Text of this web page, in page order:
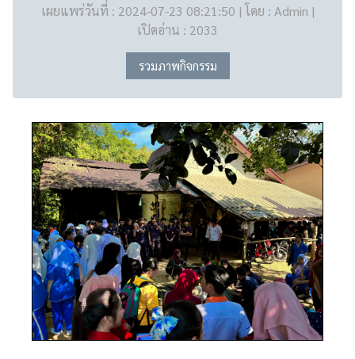
เผยแพร่วันที่ : 2024-07-23 08:21:50 | โดย : Admin |
เปิดอ่าน : 2033
รวมภาพกิจกรรม